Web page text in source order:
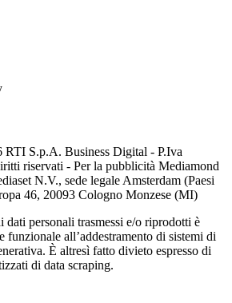
RTI S.p.A. Business Digital - P.Iva
riservati - Per la pubblicità Mediamond
N.V., sede legale Amsterdam (Paesi
46, 20093 Cologno Monzese (MI)
dati personali trasmessi e/o riprodotti è
funzionale all’addestramento di sistemi di
È altresì fatto divieto espresso di
di data scraping.